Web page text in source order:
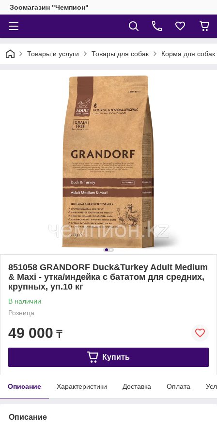
Зоомагазин "Чемпион"
Товары и услуги Товары для собак Корма для собак
851058 ​​​​​​​GRANDORF Duck&Turkey Adult Medium
& Maxi - утка/индейка с бататом для средних,
крупных, уп.10 кг
В наличии
Розница
49 000 ₸
Купить
Описание Характеристики Доставка Оплата
Описание